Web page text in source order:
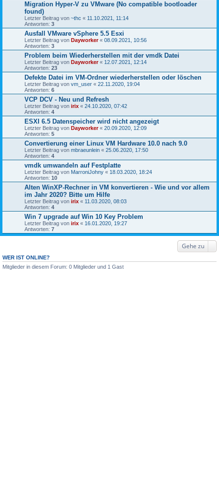
Migration Hyper-V zu VMware (No compatible bootloader
found)
Letzter Beitrag von ~thc « 11.10.2021, 11:14
Antworten: 3
Ausfall VMware vSphere 5.5 Esxi
Letzter Beitrag von Dayworker« 08.09.2021, 10:56
Antworten: 3
Problem beim Wiederherstellen mit der vmdk Datei
Letzter Beitrag von Dayworker« 12.07.2021, 12:14
Antworten: 23
Defekte Datei im VM-Ordner wiederherstellen oder löschen
Letzter Beitrag von vm_user « 22.11.2020, 19:04
Antworten: 6
VCP DCV - Neu und Refresh
Letzter Beitrag von irix « 24.10.2020, 07:42
Antworten: 4
ESXI 6.5 Datenspeicher wird nicht angezeigt
Letzter Beitrag von Dayworker« 20.09.2020, 12:09
Antworten: 5
Convertierung einer Linux VM Hardware 10.0 nach 9.0
Letzter Beitrag von mbraeunlein « 25.06.2020, 17:50
Antworten: 4
vmdk umwandeln auf Festplatte
Letzter Beitrag von MarroniJohny « 18.03.2020, 18:24
Antworten: 10
Alten WinXP-Rechner in VM konvertieren - Wie und vor allem
im Jahr 2020? Bitte um Hilfe
Letzter Beitrag von irix « 11.03.2020, 08:03
Antworten: 4
Win 7 upgrade auf Win 10 Key Problem
Letzter Beitrag von irix « 16.01.2020, 19:27
Antworten: 7
Gehe zu
WER IST ONLINE?
Mitglieder in diesem Forum: 0 Mitglieder und 1 Gast